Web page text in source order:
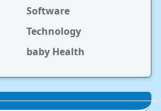
Software
Technology
baby Health